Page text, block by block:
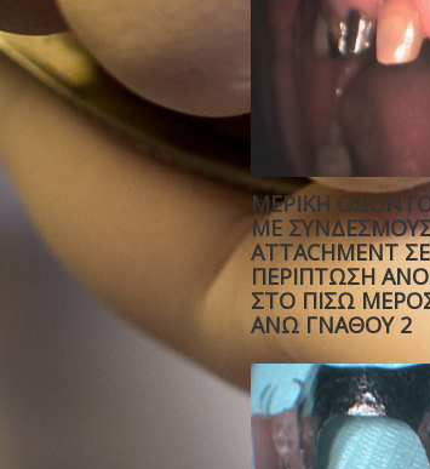
ΜΕΡΙΚΗ
ΜΕ
ATTACHMENT ΣΕ
ΠΕΡΙΠΤΩΣΗ
ΣΤΟ ΠΙΣΩ
ΑΝΩ ΓΝΑΘΟΥ 2